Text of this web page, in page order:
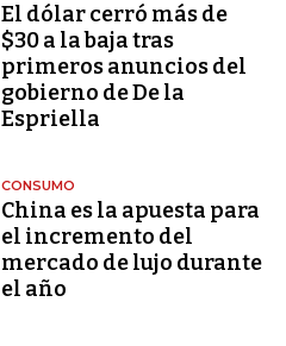
El dólar cerró más de
$30 a la baja tras
primeros anuncios del
gobierno de De la
Espriella
CONSUMO
China es la apuesta para
el incremento del
mercado de lujo durante
el año